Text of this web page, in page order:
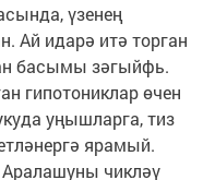
үзенең
Ай идарә итә торган
басымы зәгыйфь.
гипотониклар өчен
уңышларга, тиз
ярамый.
чикләү